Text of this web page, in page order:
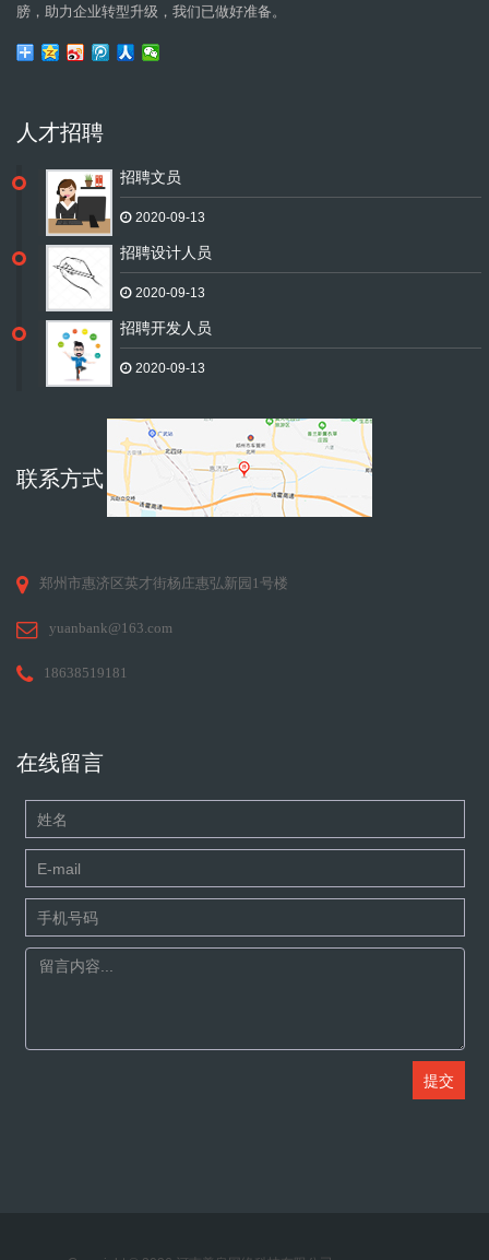
膀，助力企业转型升级，我们已做好准备。
人才招聘
招聘文员
2020-09-13
招聘设计人员
2020-09-13
招聘开发人员
2020-09-13
联系方式
郑州市惠济区英才街杨庄惠弘新园1号楼
yuanbank@163.com
18638519181
在线留言